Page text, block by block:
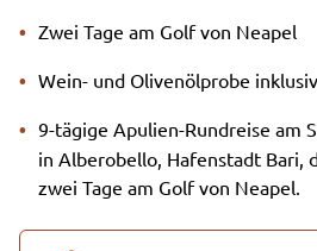
Zwei Tage am Golf von Neapel
Wein- und Olivenölprobe
9-tägige Apulien-Rundreise am
in Alberobello, Hafenstadt Bari,
zwei Tage am Golf von Neapel.